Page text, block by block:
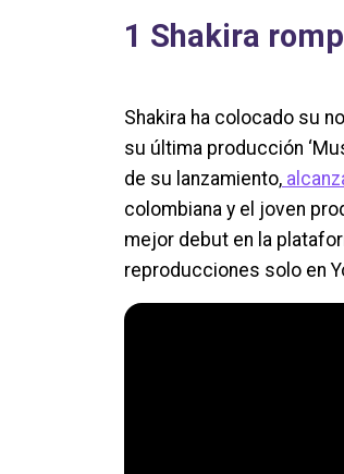
1 Shakira
Shakira ha colocado su
su última producción
de su lanzamiento,
colombiana y el joven
mejor debut en la
reproducciones solo en